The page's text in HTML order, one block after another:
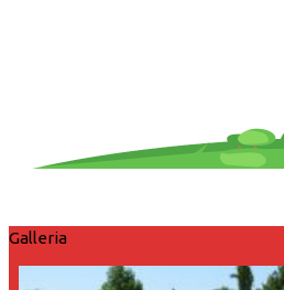
Galleria